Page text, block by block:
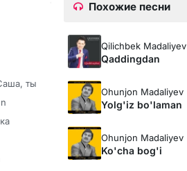
ты моя любовь
Похожие песни
Qilichbek Madaliyev
Qaddingdan
Ohunjon Madaliyev
Yolg'iz bo'laman
Ohunjon Madaliyev
Ko'cha bog'i